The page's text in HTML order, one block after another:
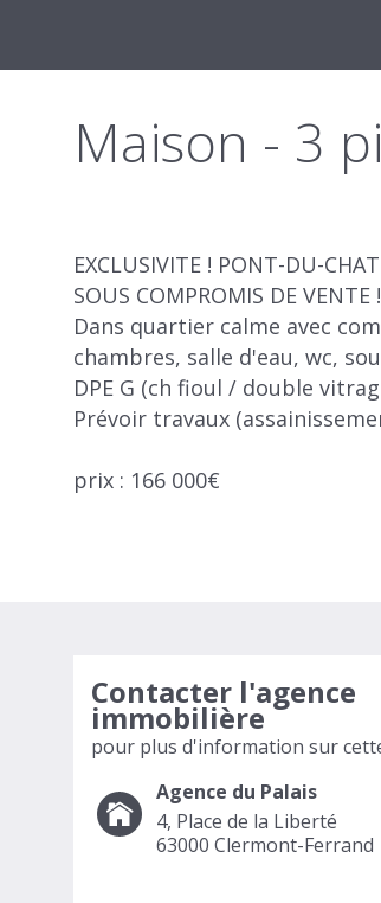
Maison - 3
EXCLUSIVITE ! PONT-DU-
SOUS COMPROMIS DE VENTE
Dans quartier calme avec
chambres, salle d'eau, wc,
DPE G (ch fioul / double
Prévoir travaux
prix : 166 000€
Contacter l'agence
immobilière
pour plus d'information sur
Agence du Palais
4, Place de la Liberté
63000 Clermont-Ferrand